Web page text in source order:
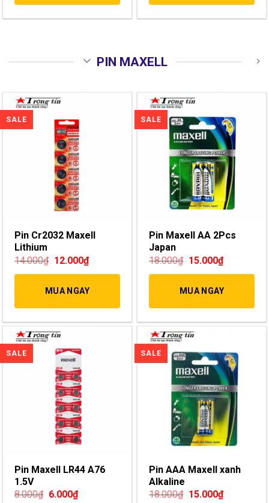
PIN MAXELL
Pin Cr2032 Maxell
Lithium
14.000₫ 12.000₫
MUA NGAY
Pin Maxell AA 2Pcs
Japan
18.000₫ 15.000₫
MUA NGAY
Pin Maxell LR44 A76
1.5V
8.000₫ 6.000₫
Pin AAA Maxell xanh
Alkaline
18.000₫ 15.000₫